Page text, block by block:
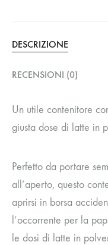
DESCRIZIONE
RECENSIONI (0)
Un utile contenitore
giusta dose di latte in
Perfetto da portare
all’aperto, questo
aprirsi in borsa
l’occorrente per la
le dosi di latte in